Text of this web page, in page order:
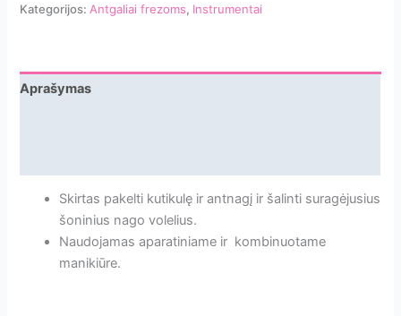
Kategorijos: Antgaliai frezoms, Instrumentai
Aprašymas
Skirtas pakelti kutikulę ir antnagį ir šalinti suragėjusius
šoninius nago volelius.
Naudojamas aparatiniame ir kombinuotame
manikiūre.